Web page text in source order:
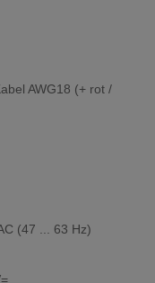
AWG18 (+ rot /
(47 ... 63 Hz)